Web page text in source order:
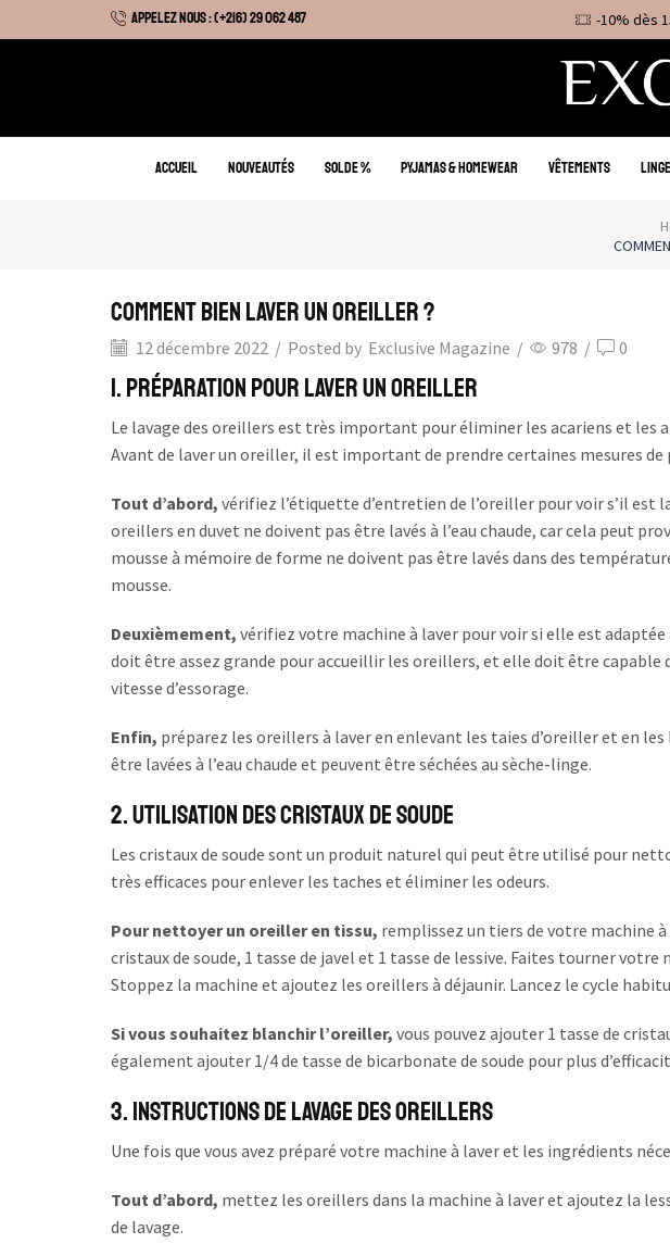
APPELEZ NOUS : (+216) 29 062 487
Hiver : Livraison gratuite sur tous nos articles -10% dès
ACCUEIL NOUVEAUTÉS SOLDE % PYJAMAS & HOMEWEAR VÊTEMENTS
Comment bien laver un oreiller ?
12 décembre 2022 / Posted by Exclusive Magazine / 978 / 0
1. Préparation pour laver un oreiller
Le lavage des oreillers est très important pour éliminer les acariens et les
Avant de laver un oreiller, il est important de prendre certaines mesures
Tout d’abord, vérifiez l’étiquette d’entretien de l’oreiller pour voir s’il est
oreillers en duvet ne doivent pas être lavés à l’eau chaude, car cela peut
mousse à mémoire de forme ne doivent pas être lavés dans des
mousse.
Deuxièmement, vérifiez votre machine à laver pour voir si elle est
doit être assez grande pour accueillir les oreillers, et elle doit être
vitesse d’essorage.
Enfin, préparez les oreillers à laver en enlevant les taies d’oreiller et en
être lavées à l’eau chaude et peuvent être séchées au sèche-linge.
2. Utilisation des cristaux de soude
Les cristaux de soude sont un produit naturel qui peut être utilisé pour
très efficaces pour enlever les taches et éliminer les odeurs.
Pour nettoyer un oreiller en tissu, remplissez un tiers de votre machine
cristaux de soude, 1 tasse de javel et 1 tasse de lessive. Faites tourner
Stoppez la machine et ajoutez les oreillers à déjaunir. Lancez le cycle
Si vous souhaitez blanchir l’oreiller, vous pouvez ajouter 1 tasse de
également ajouter 1/4 de tasse de bicarbonate de soude pour plus
3. Instructions de lavage des oreillers
Une fois que vous avez préparé votre machine à laver et les ingrédients
Tout d’abord, mettez les oreillers dans la machine à laver et ajoutez la
de lavage.